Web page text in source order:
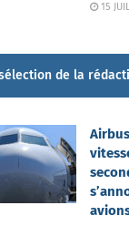
15
de la